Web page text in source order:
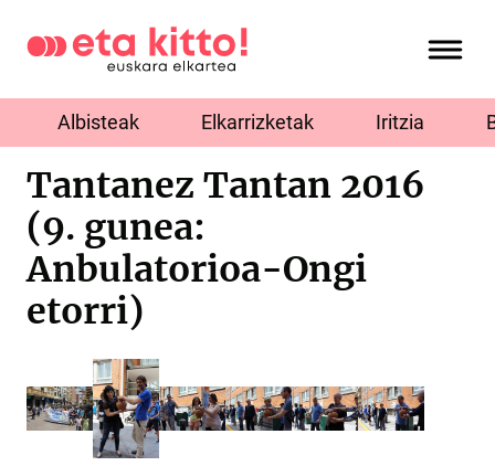
Albisteak Elkarrizketak Iritzia
Tantanez Tantan 2016
(9. gunea:
Anbulatorioa-Ongi
etorri)